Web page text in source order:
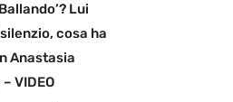
Lui
cosa ha
Anastasia
VIDEO